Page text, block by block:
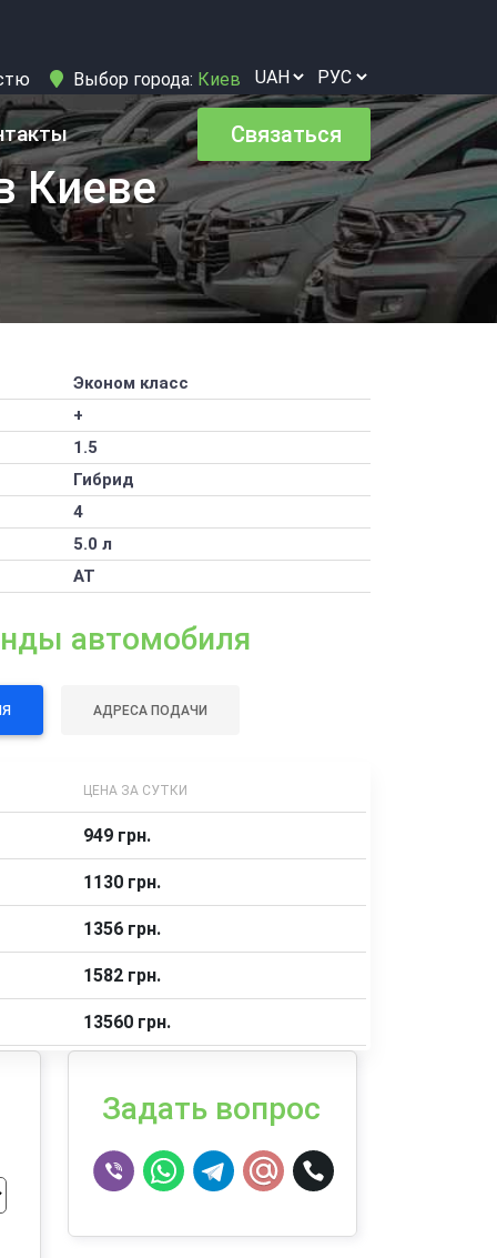
Выбор города: Киев
Связаться
Киеве
Эконом класс
+
1.5
Гибрид
4
5.0 л
AT
автомобиля
АДРЕСА ПОДАЧИ
ЦЕНА ЗА СУТКИ
949 грн.
1130 грн.
1356 грн.
1582 грн.
13560 грн.
Задать вопрос